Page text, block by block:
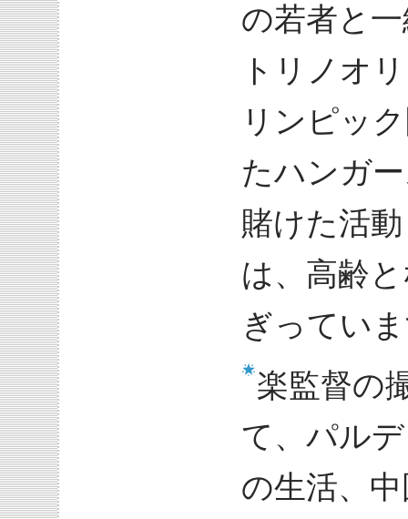
の若者と
トリノオ
リンピッ
たハンガ
賭けた活
は、高齢
ぎってい
楽監督の
て、パル
の生活、